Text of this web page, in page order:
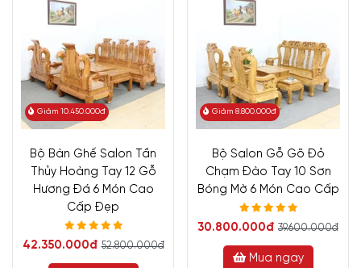
Giảm 10.450.000đ
Bộ Bàn Ghế Salon Tần
Thủy Hoàng Tay 12 Gỗ
Hương Đá 6 Món Cao
Cấp Đẹp
42.350.000đ 52.800.000đ
Giảm 8.800.000đ
Bộ Salon Gỗ Gõ Đỏ
Chạm Đào Tay 10 Sơn
Bóng Mờ 6 Món Cao Cấp
30.800.000đ 39.600.000đ
Mua ngay